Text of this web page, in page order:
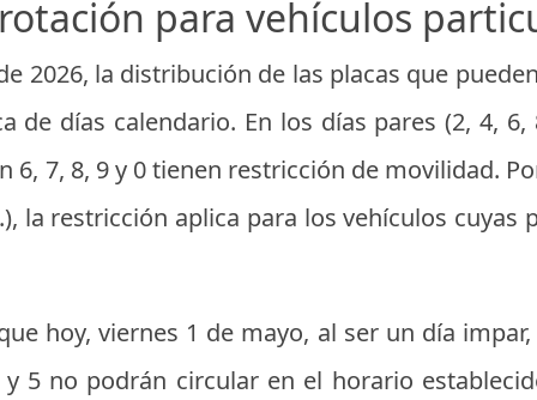
para vehículos
2026, la distribución de las placas que
de días calendario. En los días pares (2, 4, 6,
6, 7, 8, 9 y 0 tienen restricción de movilidad.
la restricción aplica para los vehículos cuyas
hoy, viernes 1 de mayo, al ser un día
5 no podrán circular en el horario